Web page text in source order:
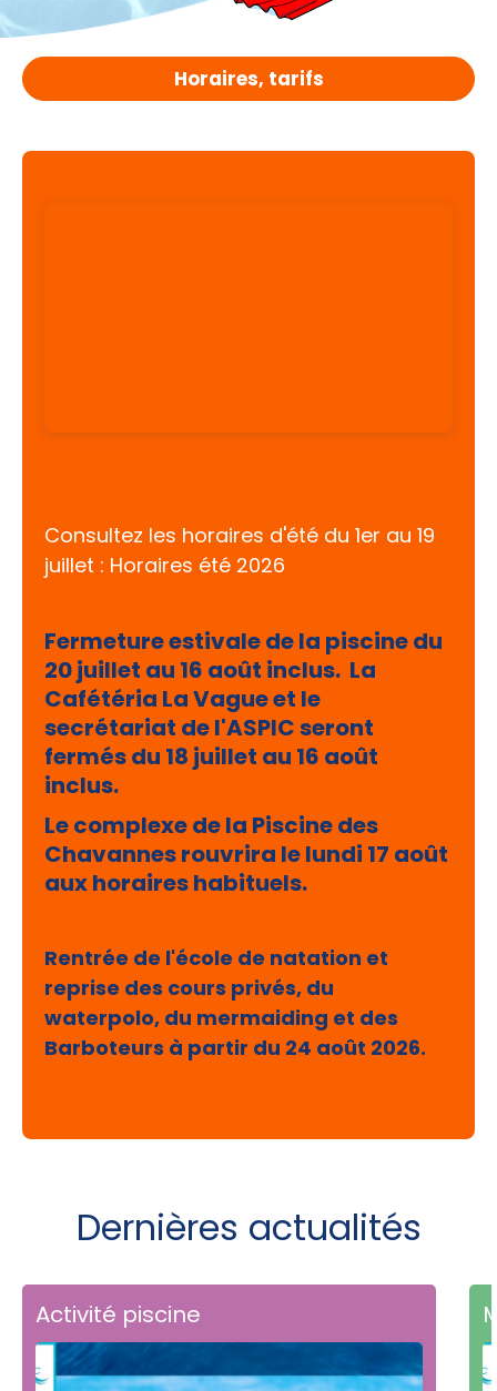
Horaires, tarifs
Consultez les horaires d'été du 1er au 19
juillet : Horaires été 2026
Fermeture estivale de la piscine du
20 juillet au 16 août inclus. La
Cafétéria La Vague et le
secrétariat de l'ASPIC seront
fermés du 18 juillet au 16 août
inclus.
Le complexe de la Piscine des
Chavannes rouvrira le lundi 17 août
aux horaires habituels.
Rentrée de l'école de natation et
reprise des cours privés, du
waterpolo, du mermaiding et des
Barboteurs à partir du 24 août 2026.
Dernières actualités
Activité piscine